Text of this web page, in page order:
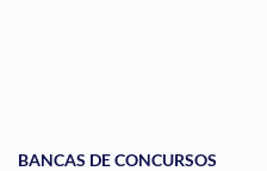
BANCAS DE CONCURSOS